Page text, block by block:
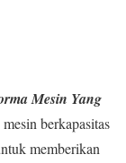
Mesin Yang
berkapasitas
memberikan